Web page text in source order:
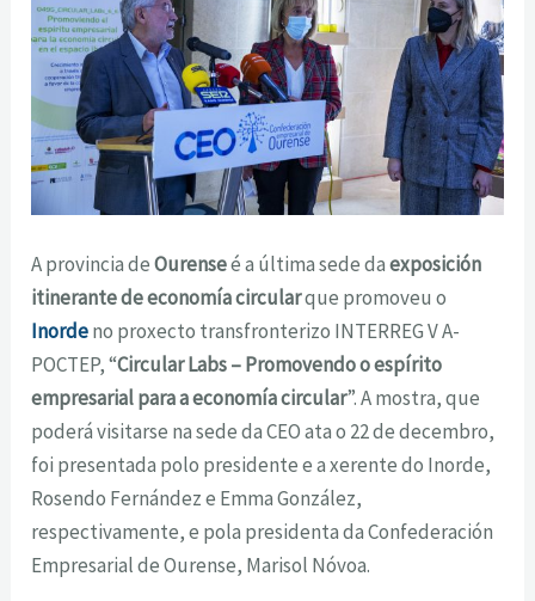
A provincia deOurenseé a última sede daexposición
itinerante de economía circularque promoveu o
Inordeno proxecto transfronterizo INTERREG V A-
POCTEP, “Circular Labs – Promovendo o espírito
empresarial para a economía circular”. A mostra, que
poderá visitarse na sede da CEO ata o 22 de decembro,
foi presentada polo presidente e a xerente do Inorde,
Rosendo Fernández e Emma González,
respectivamente, e pola presidenta da Confederación
Empresarial de Ourense, Marisol Nóvoa.